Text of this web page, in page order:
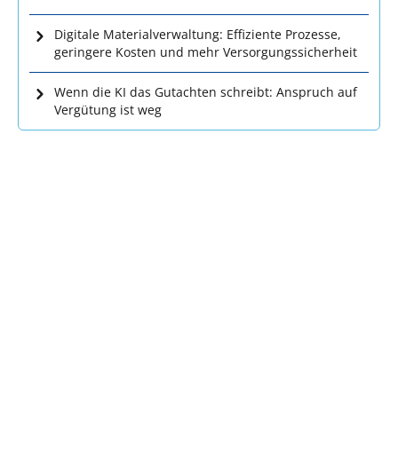
Digitale Materialverwaltung: Effiziente Prozesse,
geringere Kosten und mehr Versorgungssicherheit
Wenn die KI das Gutachten schreibt: Anspruch auf
Vergütung ist weg